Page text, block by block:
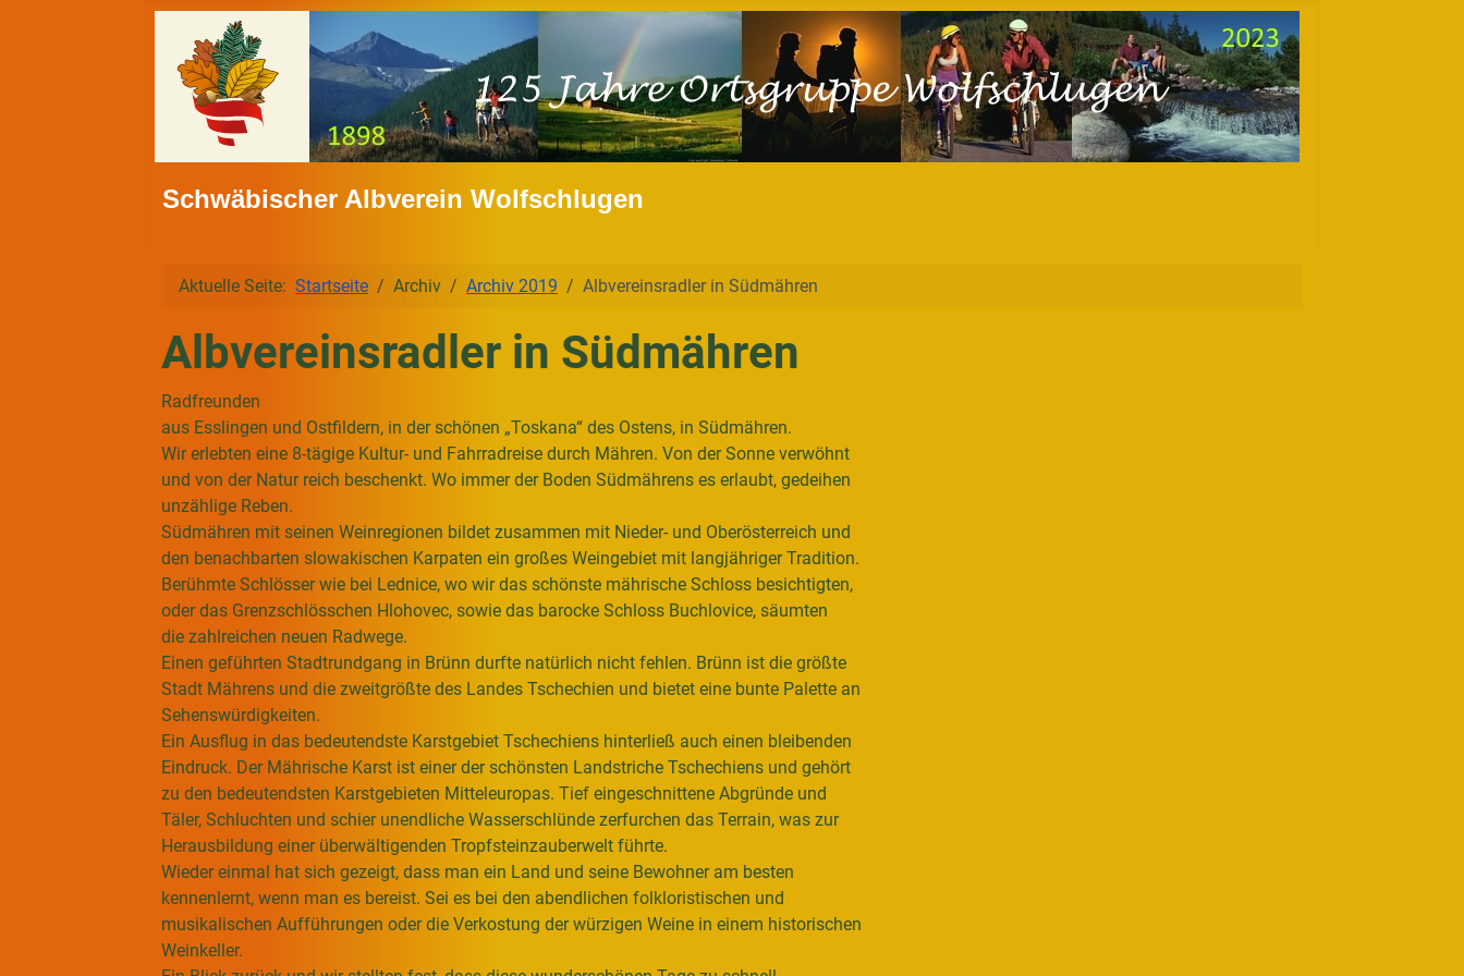
Schwäbischer Albverein Wolfschlugen
Aktuelle Seite: Startseite Archiv Archiv 2019 Albvereinsradler in Südmähren
Albvereinsradler in Südmähren
Radfreunden
aus Esslingen und Ostfildern, in der schönen „Toskana“ des Ostens, in Südmähren.
Wir erlebten eine 8-tägige Kultur- und Fahrradreise durch Mähren. Von der Sonne verwöhnt
und von der Natur reich beschenkt. Wo immer der Boden Südmährens es erlaubt, gedeihen
unzählige Reben.
Südmähren mit seinen Weinregionen bildet zusammen mit Nieder- und Oberösterreich und
den benachbarten slowakischen Karpaten ein großes Weingebiet mit langjähriger Tradition.
Berühmte Schlösser wie bei Lednice, wo wir das schönste mährische Schloss besichtigten,
oder das Grenzschlösschen Hlohovec, sowie das barocke Schloss Buchlovice, säumten
die zahlreichen neuen Radwege.
Einen geführten Stadtrundgang in Brünn durfte natürlich nicht fehlen. Brünn ist die größte
Stadt Mährens und die zweitgrößte des Landes Tschechien und bietet eine bunte Palette an
Sehenswürdigkeiten.
Ein Ausflug in das bedeutendste Karstgebiet Tschechiens hinterließ auch einen bleibenden
Eindruck. Der Mährische Karst ist einer der schönsten Landstriche Tschechiens und gehört
zu den bedeutendsten Karstgebieten Mitteleuropas. Tief eingeschnittene Abgründe und
Täler, Schluchten und schier unendliche Wasserschlünde zerfurchen das Terrain, was zur
Herausbildung einer überwältigenden Tropfsteinzauberwelt führte.
Wieder einmal hat sich gezeigt, dass man ein Land und seine Bewohner am besten
kennenlernt, wenn man es bereist. Sei es bei den abendlichen folkloristischen und
musikalischen Aufführungen oder die Verkostung der würzigen Weine in einem historischen
Weinkeller.